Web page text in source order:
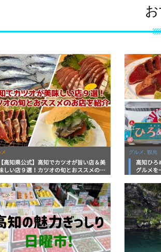
【高知県公式】高知でカツオが旨い店＆美
しい店９選！カツオの旬とおススメのお
グルメ, 観光
高知ひろ
グルメを